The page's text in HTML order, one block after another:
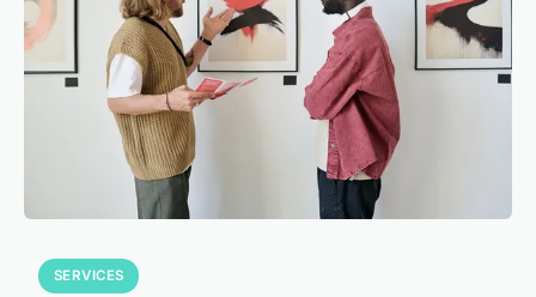
SERVICES